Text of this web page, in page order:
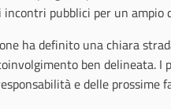
incontri pubblici per un ampio
ha definito una chiara
ben delineata.
e delle prossime